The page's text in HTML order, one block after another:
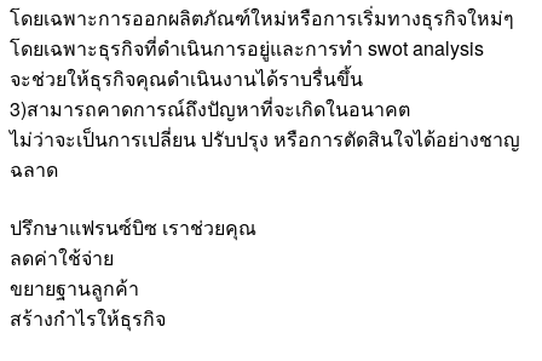
โดยเฉพาะการออกผลิตภัณฑ์ใหม่หรือการเริ่มทางธุรกิจใหม่ๆ
โดยเฉพาะธุรกิจที่ดำเนินการอยู่และการทำ swot analysis
จะช่วยให้ธุรกิจคุณดำเนินงานได้ราบรื่นขึ้น
3)สามารถคาดการณ์ถึงปัญหาที่จะเกิดในอนาคต
ไม่ว่าจะเป็นการเปลี่ยน ปรับปรุง หรือการตัดสินใจได้อย่างชาญ
ฉลาด
ปรึกษาแฟรนซ์บิซ เราช่วยคุณ
ลดค่าใช้จ่าย
ขยายฐานลูกค้า
สร้างกำไรให้ธุรกิจ